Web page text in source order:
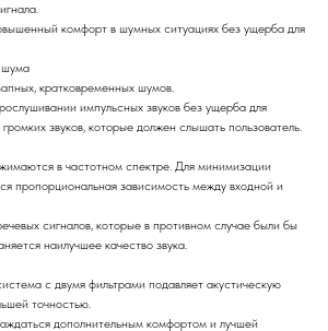
комфорт в шумных ситуациях без ущерба для
шума
кратковременных шумов.
импульсных звуков без ущерба для
звуков, которые должен слышать пользователь.
в частотном спектре. Для минимизации
пропорциональная зависимость между входной и
сигналов, которые в противном случае были бы
наилучшее качество звука.
с двумя фильтрами подавляет акустическую
точностью.
дополнительным комфортом и лучшей